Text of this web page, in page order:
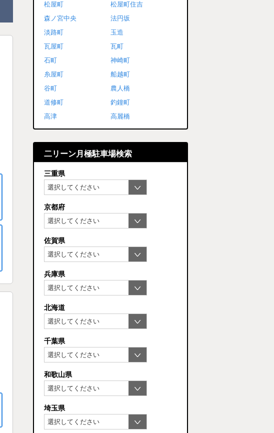
松屋町
松屋町住吉
森ノ宮中央
法円坂
淡路町
玉造
瓦屋町
瓦町
石町
神崎町
糸屋町
船越町
谷町
農人橋
道修町
釣鐘町
高津
高麗橋
二リーン月極駐車場検索
三重県
京都府
佐賀県
兵庫県
北海道
千葉県
和歌山県
埼玉県